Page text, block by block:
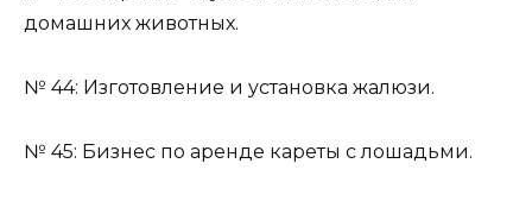
домашних животных.
№ 44: Изготовление и установка жалюзи.
№ 45: Бизнес по аренде кареты с лошадьми.